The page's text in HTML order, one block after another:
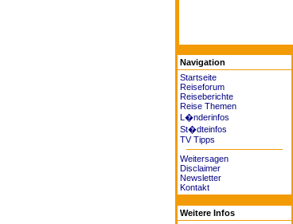
Navigation
Startseite
Reiseforum
Reiseberichte
Reise Themen
L�nderinfos
St�dteinfos
TV Tipps
Weitersagen
Disclaimer
Newsletter
Kontakt
Weitere Infos